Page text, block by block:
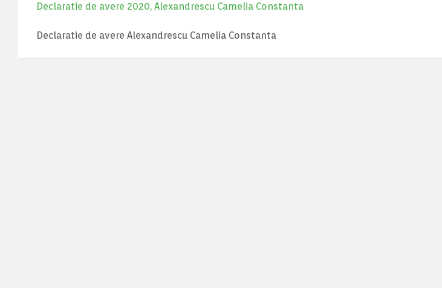
Declaratie de avere 2020, Alexandrescu Camelia Constanta
Declaratie de avere Alexandrescu Camelia Constanta